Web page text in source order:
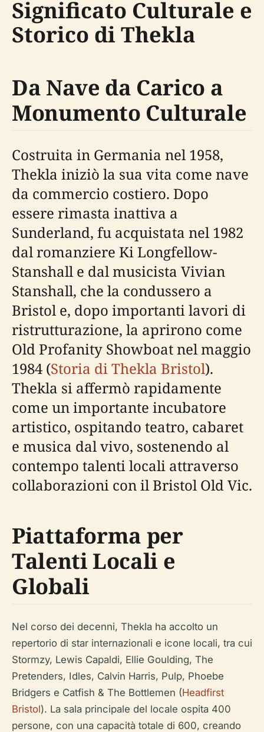
Significato Culturale e
Storico di Thekla
Da Nave da Carico a
Monumento Culturale
Costruita in Germania nel 1958,
Thekla iniziò la sua vita come nave
da commercio costiero. Dopo
essere rimasta inattiva a
Sunderland, fu acquistata nel 1982
dal romanziere Ki Longfellow-
Stanshall e dal musicista Vivian
Stanshall, che la condussero a
Bristol e, dopo importanti lavori di
ristrutturazione, la aprirono come
Old Profanity Showboat nel maggio
1984 (Storia di Thekla Bristol).
Thekla si affermò rapidamente
come un importante incubatore
artistico, ospitando teatro, cabaret
e musica dal vivo, sostenendo al
contempo talenti locali attraverso
collaborazioni con il Bristol Old Vic.
Piattaforma per
Talenti Locali e
Globali
Nel corso dei decenni, Thekla ha accolto un
repertorio di star internazionali e icone locali, tra cui
Stormzy, Lewis Capaldi, Ellie Goulding, The
Pretenders, Idles, Calvin Harris, Pulp, Phoebe
Bridgers e Catfish & The Bottlemen (Headfirst
Bristol). La sala principale del locale ospita 400
persone, con una capacità totale di 600, creando